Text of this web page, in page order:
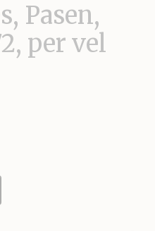
Pasen,
per vel